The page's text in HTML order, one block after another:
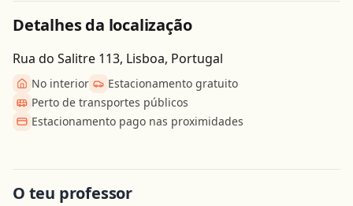
Detalhes da localização
Rua do Salitre 113, Lisboa, Portugal
No interior
Estacionamento gratuito
Perto de transportes públicos
Estacionamento pago nas proximidades
O teu professor